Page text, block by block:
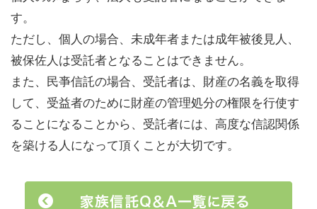
す。
ただし、個人の場合、未成年者または成年被後見人、
被保佐人は受託者となることはできません。
また、民亊信託の場合、受託者は、財産の名義を取得
して、受益者のために財産の管理処分の権限を行使す
ることになることから、受託者には、高度な信認関係
を築ける人になって頂くことが大切です。